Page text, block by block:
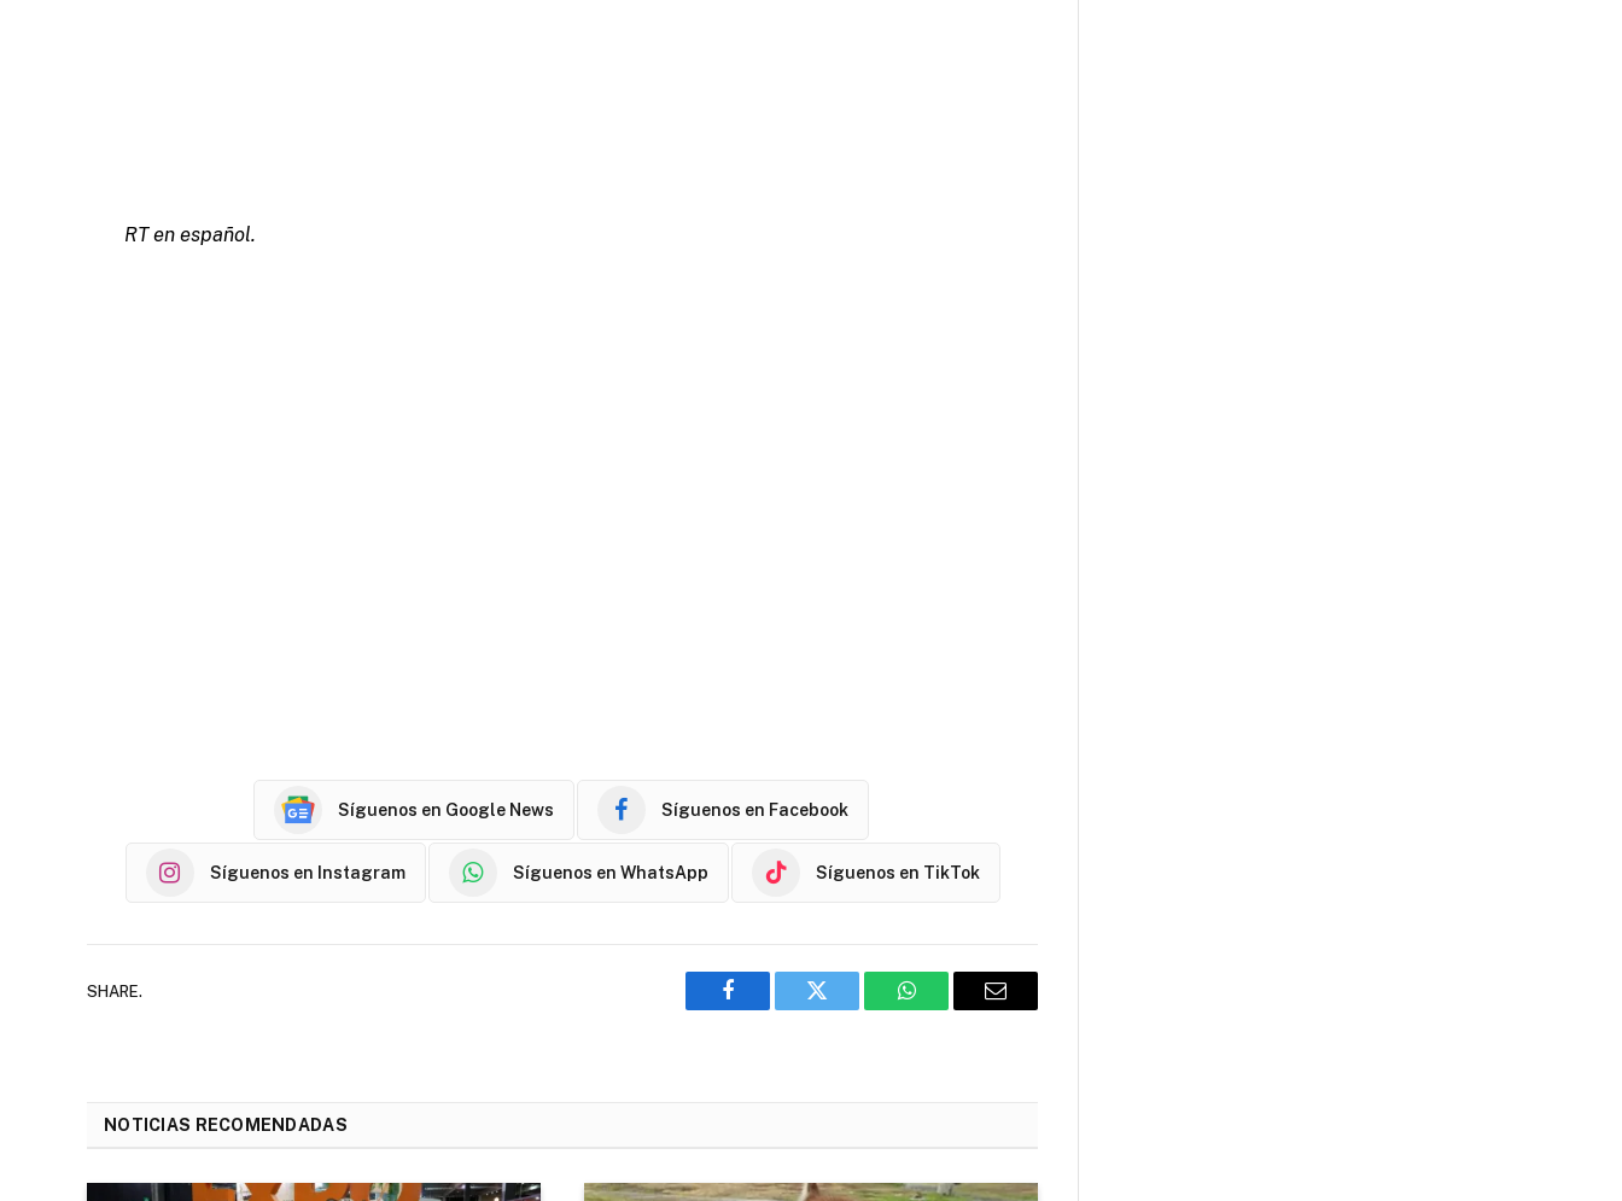
RT en español.
Síguenos en Google News Síguenos en Facebook
Síguenos en Instagram Síguenos en WhatsApp Síguenos en TikTok
SHARE.
Facebook Twitter WhatsAppEmail
NOTICIAS RECOMENDADAS